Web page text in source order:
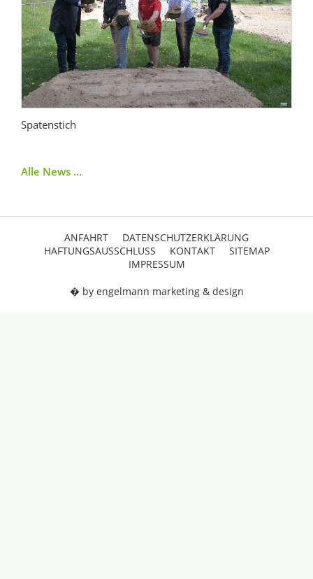
Spatenstich
Alle News ...
ANFAHRT
DATENSCHUTZERKLÄRUNG
HAFTUNGSAUSSCHLUSS
KONTAKT
SITEMAP
IMPRESSUM
� by engelmann marketing & design